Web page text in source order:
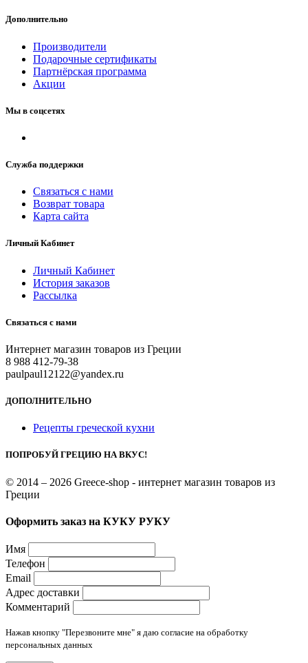
Дополнительно
Производители
Подарочные сертификаты
Партнёрская программа
Акции
Мы в соцсетях
Служба поддержки
Связаться с нами
Возврат товара
Карта сайта
Личный Кабинет
Личный Кабинет
История заказов
Рассылка
Связаться с нами
Интернет магазин товаров из Греции
8 988 412-79-38
paulpaul12122@yandex.ru
ДОПОЛНИТЕЛЬНО
Рецепты греческой кухни
ПОПРОБУЙ ГРЕЦИЮ НА ВКУС!
© 2014 – 2026 Greece-shop - интернет магазин товаров из
Греции
Оформить заказ на КУКУ РУКУ
Имя
Телефон
Email
Адрес доставки
Комментарий
Нажав кнопку "Перезвоните мне" я даю согласие на обработку
персональных данных